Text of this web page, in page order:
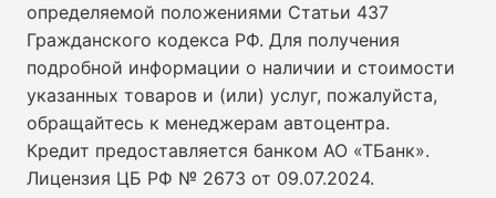
определяемой положениями Статьи 437
Гражданского кодекса РФ. Для получения
подробной информации о наличии и стоимости
указанных товаров и (или) услуг, пожалуйста,
обращайтесь к менеджерам автоцентра.
Кредит предоставляется банком АО «ТБанк».
Лицензия ЦБ РФ № 2673 от 09.07.2024.